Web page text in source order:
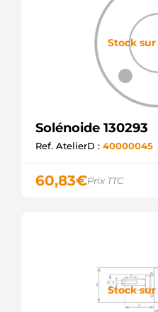
Stock
Solénoide 130293
Ref. AtelierD : 40000045
60,83€Prix TTC
Stock